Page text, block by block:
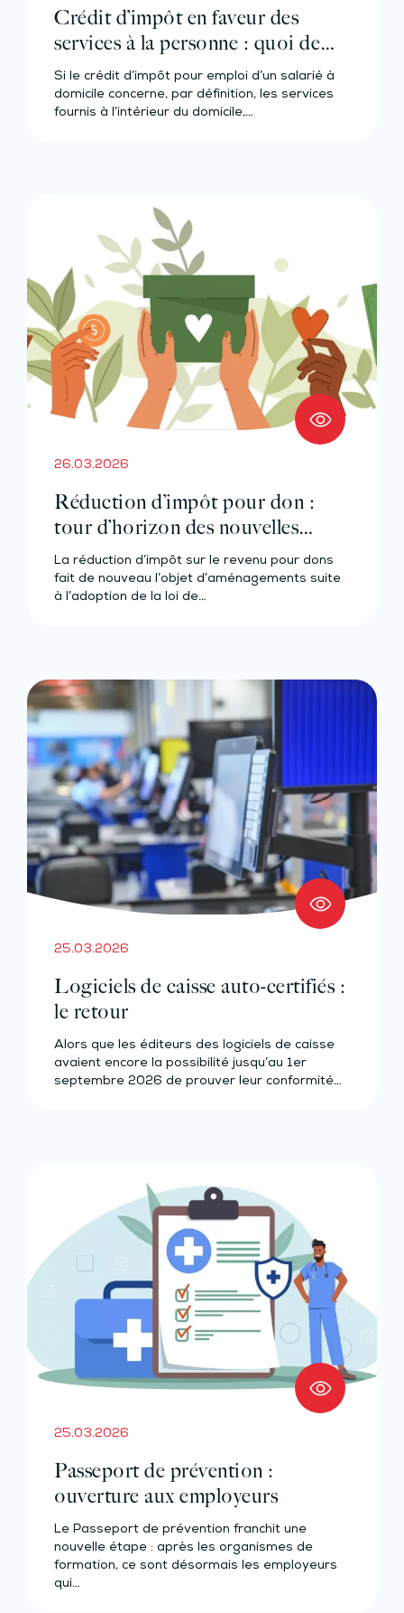
Crédit d’impôt en faveur des
services à la personne : quoi de
neuf ?
Si le crédit d’impôt pour emploi d’un salarié à
domicile concerne, par définition, les services
fournis à l’intérieur du domicile,…
26.03.2026
Réduction d’impôt pour don :
tour d’horizon des nouvelles
mesures
La réduction d’impôt sur le revenu pour dons
fait de nouveau l’objet d’aménagements suite
à l’adoption de la loi de…
25.03.2026
Logiciels de caisse auto-certifiés :
le retour
Alors que les éditeurs des logiciels de caisse
avaient encore la possibilité jusqu’au 1er
septembre 2026 de prouver leur conformité…
25.03.2026
Passeport de prévention :
ouverture aux employeurs
Le Passeport de prévention franchit une
nouvelle étape : après les organismes de
formation, ce sont désormais les employeurs
qui…